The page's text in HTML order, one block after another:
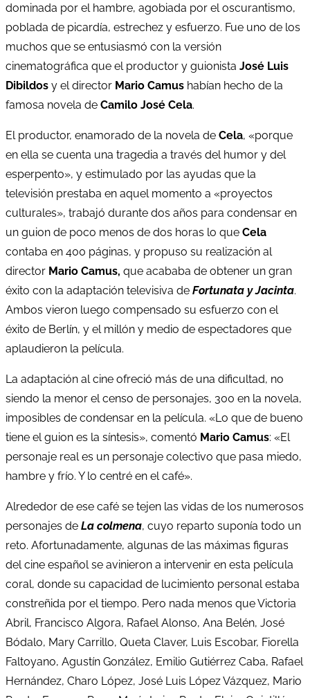
dominada por el hambre, agobiada por el oscurantismo,
poblada de picardía, estrechez y esfuerzo. Fue uno de los
muchos que se entusiasmó con la versión
cinematográfica que el productor y guionista José Luis
Dibildos y el director Mario Camus habían hecho de la
famosa novela de Camilo José Cela.
El productor, enamorado de la novela de Cela, «porque
en ella se cuenta una tragedia a través del humor y del
esperpento», y estimulado por las ayudas que la
televisión prestaba en aquel momento a «proyectos
culturales», trabajó durante dos años para condensar en
un guion de poco menos de dos horas lo que Cela
contaba en 400 páginas, y propuso su realización al
director Mario Camus, que acababa de obtener un gran
éxito con la adaptación televisiva de Fortunata y Jacinta.
Ambos vieron luego compensado su esfuerzo con el
éxito de Berlín, y el millón y medio de espectadores que
aplaudieron la película.
La adaptación al cine ofreció más de una dificultad, no
siendo la menor el censo de personajes, 300 en la novela,
imposibles de condensar en la película. «Lo que de bueno
tiene el guion es la síntesis», comentó Mario Camus: «El
personaje real es un personaje colectivo que pasa miedo,
hambre y frío. Y lo centré en el café».
Alrededor de ese café se tejen las vidas de los numerosos
personajes de La colmena, cuyo reparto suponía todo un
reto. Afortunadamente, algunas de las máximas figuras
del cine español se avinieron a intervenir en esta película
coral, donde su capacidad de lucimiento personal estaba
constreñida por el tiempo. Pero nada menos que Victoria
Abril, Francisco Algora, Rafael Alonso, Ana Belén, José
Bódalo, Mary Carrillo, Queta Claver, Luis Escobar, Fiorella
Faltoyano, Agustín González, Emilio Gutiérrez Caba, Rafael
Hernández, Charo López, José Luis López Vázquez, Mario